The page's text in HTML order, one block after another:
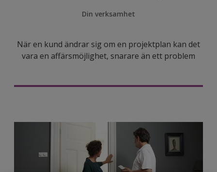
Din verksamhet
När en kund ändrar sig om en projektplan kan det
vara en affärsmöjlighet, snarare än ett problem